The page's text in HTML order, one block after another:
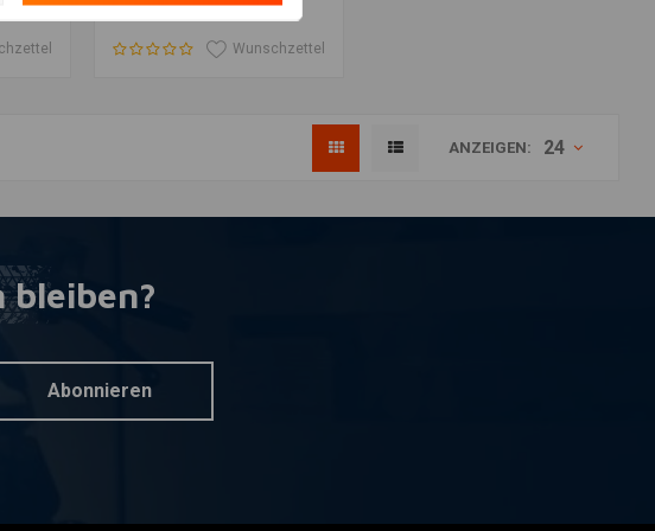
Wunschzettel
ANZEIGEN: 24
bleiben?
Abonnieren